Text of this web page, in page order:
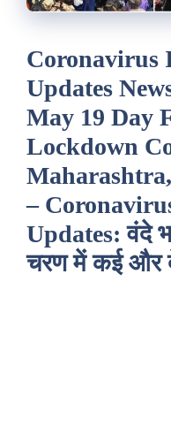
Coronavirus
Updates
May 19 Day
Lockdown
–
Updates: वंदे
चरण में कई और